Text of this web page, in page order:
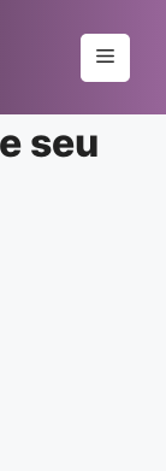
Menu
seu